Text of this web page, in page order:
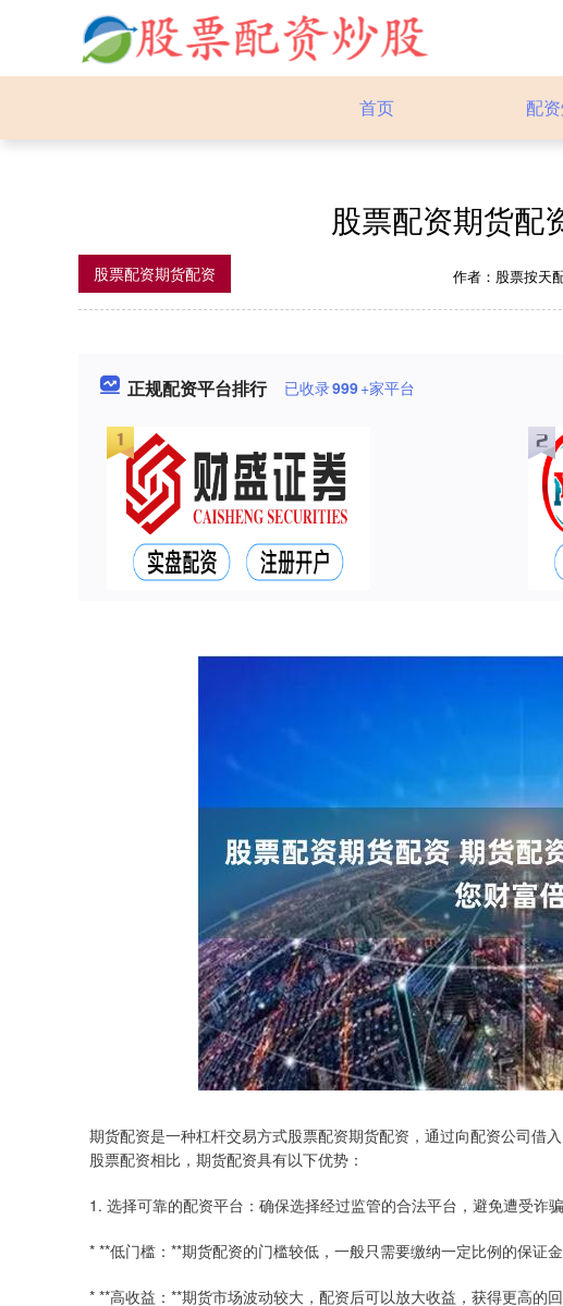
首页 配
股票配资期货配
股票配资期货配资 作者：股票按天
正规配资平台排行 已收录999+家平台
期货配资是一种杠杆交易方式股票配资期货配资，通过向配资公司借
股票配资相比，期货配资具有以下优势：
1. 选择可靠的配资平台：确保选择经过监管的合法平台，避免遭受诈
* **低门槛：**期货配资的门槛较低，一般只需要缴纳一定比例的保证金
* **高收益：**期货市场波动较大，配资后可以放大收益，获得更高的回